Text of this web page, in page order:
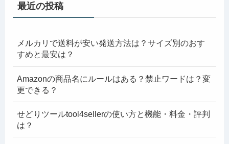
最近の投稿
メルカリで送料が安い発送方法は？サイズ別のおす
すめと最安は？
Amazonの商品名にルールはある？禁止ワードは？変
更できる？
せどりツールtool4sellerの使い方と機能・料金・評判
は？